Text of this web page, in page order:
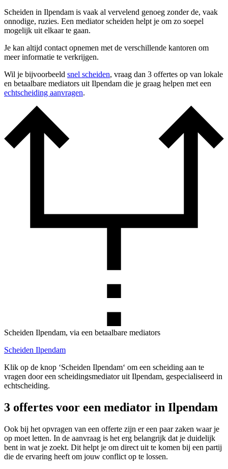
Scheiden in Ilpendam is vaak al vervelend genoeg zonder de, vaak
onnodige, ruzies. Een mediator scheiden helpt je om zo soepel
mogelijk uit elkaar te gaan.
Je kan altijd contact opnemen met de verschillende kantoren om
meer informatie te verkrijgen.
Wil je bijvoorbeeld snel scheiden, vraag dan 3 offertes op van lokale
en betaalbare mediators uit Ilpendam die je graag helpen met een
echtscheiding aanvragen.
Scheiden Ilpendam, via een betaalbare mediators
Scheiden Ilpendam
Klik op de knop ‘Scheiden Ilpendam‘ om een scheiding aan te
vragen door een scheidingsmediator uit Ilpendam, gespecialiseerd in
echtscheiding.
3 offertes voor een mediator in Ilpendam
Ook bij het opvragen van een offerte zijn er een paar zaken waar je
op moet letten. In de aanvraag is het erg belangrijk dat je duidelijk
bent in wat je zoekt. Dit helpt je om direct uit te komen bij een partij
die de ervaring heeft om jouw conflict op te lossen.